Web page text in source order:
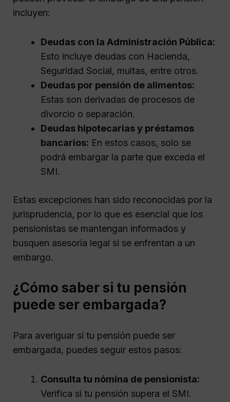
incluyen:
Deudas con la Administración Pública:
Esto incluye deudas con Hacienda,
Seguridad Social, multas, entre otros.
Deudas por pensión de alimentos:
Estas son derivadas de procesos de
divorcio o separación.
Deudas hipotecarias y préstamos
bancarios: En estos casos, solo se
podrá embargar la parte que exceda el
SMI.
Estas excepciones han sido reconocidas por la
jurisprudencia, por lo que es esencial que los
pensionistas se mantengan informados y
busquen asesoría legal si se enfrentan a un
embargo.
¿Cómo saber si tu pensión
puede ser embargada?
Para averiguar si tu pensión puede ser
embargada, puedes seguir estos pasos:
Consulta tu nómina de pensionista:
Verifica si tu pensión supera el SMI.